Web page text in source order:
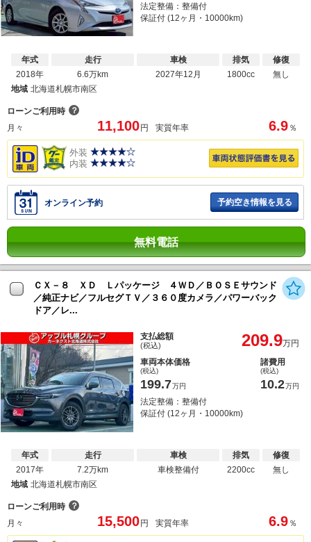
法定整備：整備付
保証付 (12ヶ月・10000km)
年式
2018年
走行
6.6万km
車検
2027年12月
排気
1800cc
修復
無し
地域 北海道札幌市南区
ローンご利用時 ？
月々
11,100 円 実質年率 6.9 ％
外装
内装
オンライン予約 予約空き情報を見る
無料電話
ＣＸ－８ ＸＤ Ｌパッケージ ４ＷＤ／ＢＯＳＥサウンド
／純正ナビ／フルセグＴＶ／３６０度カメラ／パワーバック
ドア／レ...
支払総額
(税込) 209.9万円
車両本体価格
(税込)
199.7万円
諸費用
(税込)
10.2万円
法定整備：整備付
保証付 (12ヶ月・10000km)
年式
2017年
走行
7.2万km
車検
車検整備付
排気
2200cc
修復
無し
地域 北海道札幌市南区
ローンご利用時 ？
月々
15,500 円 実質年率 6.9 ％